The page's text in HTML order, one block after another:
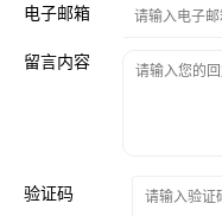
电子邮箱
留言内容
验证码